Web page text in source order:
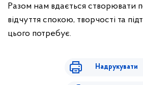
Разом нам вдається створювати
відчуття спокою, творчості та
цього потребує.
Надрукувати